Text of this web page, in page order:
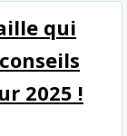
qui
2025 !